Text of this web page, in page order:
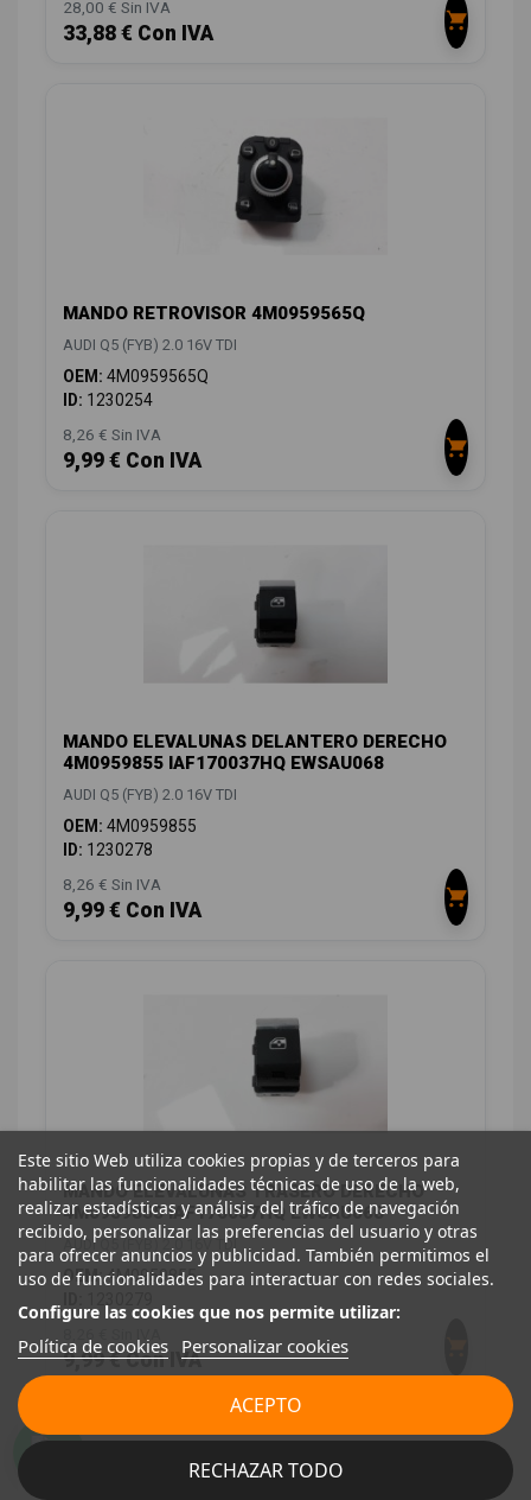
28,00 € Sin IVA
33,88 € Con IVA
MANDO RETROVISOR 4M0959565Q
AUDI Q5 (FYB) 2.0 16V TDI
OEM: 4M0959565Q
ID: 1230254
8,26 € Sin IVA
9,99 € Con IVA
MANDO ELEVALUNAS DELANTERO DERECHO
4M0959855 IAF170037HQ EWSAU068
AUDI Q5 (FYB) 2.0 16V TDI
OEM: 4M0959855
ID: 1230278
8,26 € Sin IVA
9,99 € Con IVA
MANDO ELEVALUNAS TRASERO DERECHO
4M0959855 IAF170037HQ EWSAU068
AUDI Q5 (FYB) 2.0 16V TDI
OEM:4M0959855
9,99 € Con IVA
Este sitio Web utiliza cookies propias y de terceros para
habilitar las funcionalidades técnicas de uso de la web,
realizar estadísticas y análisis del tráfico de navegación
recibido, personalizar las preferencias del usuario y otras
para ofrecer anuncios y publicidad. También permitimos el
uso de funcionalidades para interactuar con redes sociales.
Configure las cookies que nos permite utilizar:
Política de cookies Personalizar cookies
RECHAZAR TODO
ACEPTO